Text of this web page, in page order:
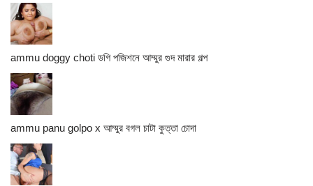
ammu doggy choti ডগি পজিশনে আম্মুর গুদ মারার গল্প
ammu panu golpo x আম্মুর বগল চাটা কুত্তা চোদা